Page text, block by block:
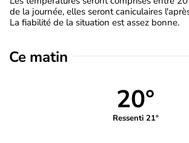
de la journée, elles seront caniculaires
La fiabilité de la situation est assez bonne.
Ce matin
20°
Ressenti 21°